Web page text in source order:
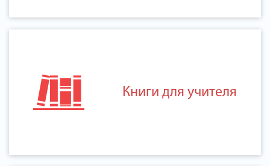
Книги для учителя